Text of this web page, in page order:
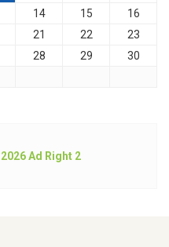
14 15
16
21 22
23
28 29
30